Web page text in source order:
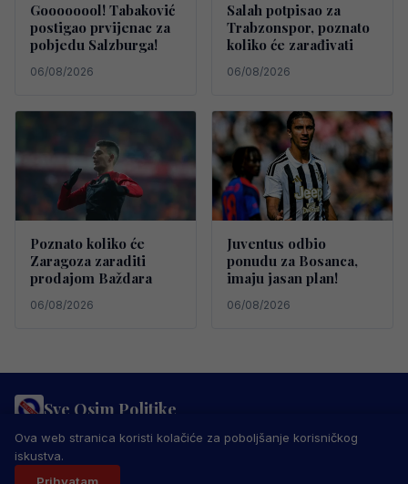
Goooooool! Tabaković
postigao prvijenac za
pobjedu Salzburga!
06/08/2026
Salah potpisao za
Trabzonspor, poznato
koliko će zarađivati
06/08/2026
Poznato koliko će
Zaragoza zaraditi
prodajom Baždara
06/08/2026
Juventus odbio
ponudu za Bosanca,
imaju jasan plan!
06/08/2026
Sve Osim Politike
PRAVILA PRIVATNOSTIMARKETING USLOVI KORIŠTENJA
IMPRESSUM
© 2026 Sve Osim Politike. Sva prava zadržana.
Ova web stranica koristi kolačiće za poboljšanje korisničkog
iskustva.